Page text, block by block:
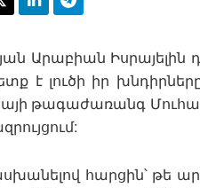
Արաբիան
է լուծի իր
թագաժառանգ
հարցին՝ թե